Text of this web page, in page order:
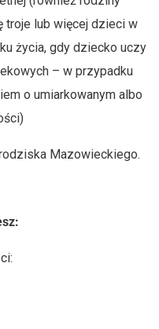
troje lub więcej dzieci w
życia, gdy dziecko uczy
– w przypadku
o umiarkowanym albo
Mazowieckiego.